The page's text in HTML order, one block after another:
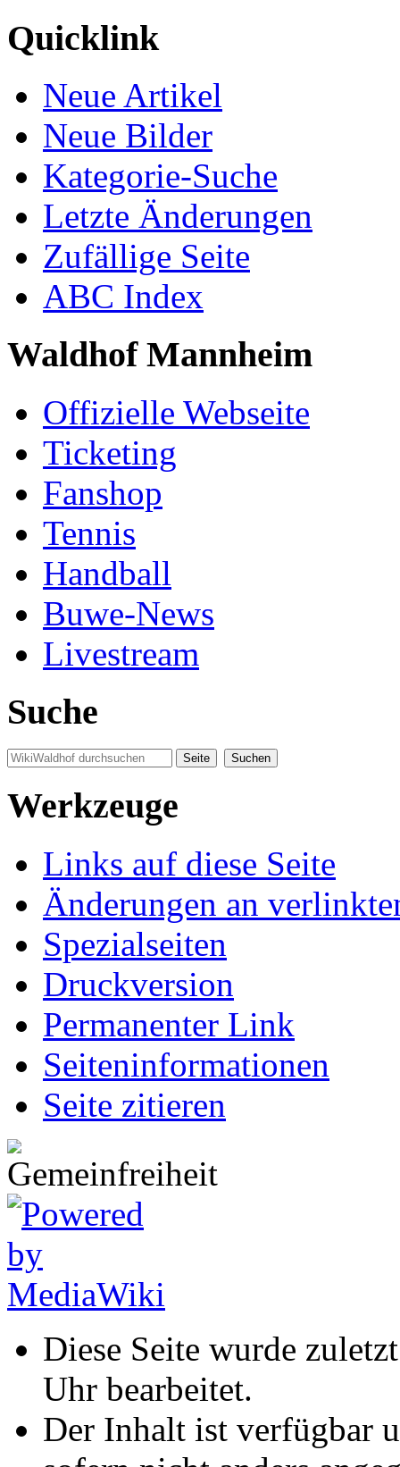
Quicklink
Neue Artikel
Neue Bilder
Kategorie-Suche
Letzte Änderungen
Zufällige Seite
ABC Index
Waldhof Mannheim
Offizielle Webseite
Ticketing
Fanshop
Tennis
Handball
Buwe-News
Livestream
Suche
Werkzeuge
Links auf diese Seite
Änderungen an
Spezialseiten
Druckversion
Permanenter Link
Seiten­informationen
Seite zitieren
Diese Seite wurde
Uhr bearbeitet.
Der Inhalt ist verfügbar